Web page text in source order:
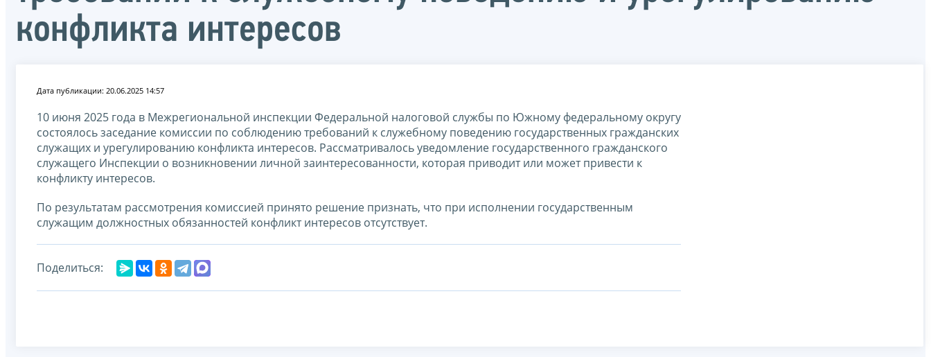
конфликта интересов
Дата публикации: 20.06.2025 14:57
10 июня 2025 года в Межрегиональной инспекции Федеральной налоговой службы по Южному федеральному округу
состоялось заседание комиссии по соблюдению требований к служебному поведению государственных гражданских
служащих и урегулированию конфликта интересов. Рассматривалось уведомление государственного гражданского
служащего Инспекции о возникновении личной заинтересованности, которая приводит или может привести к
конфликту интересов.
По результатам рассмотрения комиссией принято решение признать, что при исполнении государственным
служащим должностных обязанностей конфликт интересов отсутствует.
Поделиться: